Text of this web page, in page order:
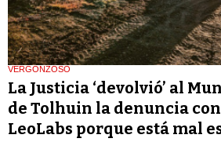
VERGONZOSO
La Justicia ‘devolvió’ al
de Tolhuin la denuncia
LeoLabs porque está mal